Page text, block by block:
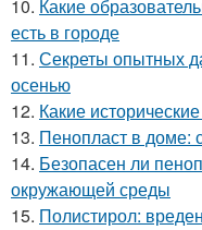
10. Какие
есть в городе
11. Секреты опытных
осенью
12. Какие
13. Пенопласт в доме:
14. Безопасен ли
окружающей среды
15. Полистирол: